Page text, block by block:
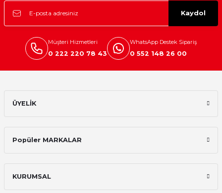
Kaydol
Müşteri Hizmetleri
0 222 220 78 43
WhatsApp Destek Sipariş
0 552 148 26 00
ÜYELİK
Popüler MARKALAR
KURUMSAL